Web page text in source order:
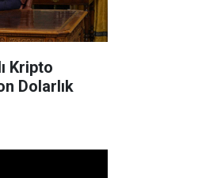
Kripto
Dolarlık